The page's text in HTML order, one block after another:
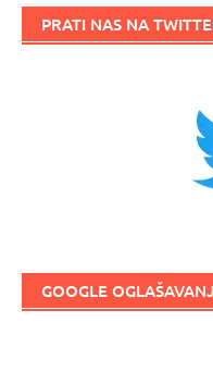
PRATI NAS NA
GOOGLE